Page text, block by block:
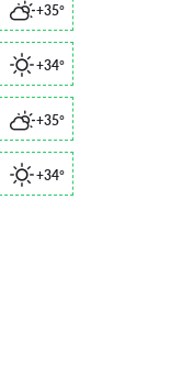
+35°
+34°
+35°
+34°